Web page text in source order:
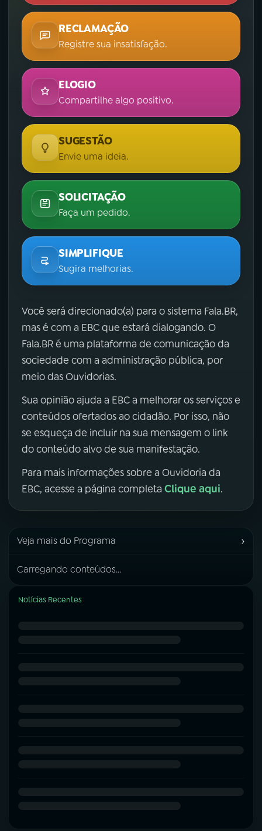
RECLAMAÇÃO
Registre sua insatisfação.
ELOGIO
Compartilhe algo positivo.
SUGESTÃO
Envie uma ideia.
SOLICITAÇÃO
Faça um pedido.
SIMPLIFIQUE
Sugira melhorias.
Você será direcionado(a) para o sistema Fala.BR,
mas é com a EBC que estará dialogando. O
Fala.BR é uma plataforma de comunicação da
sociedade com a administração pública, por
meio das Ouvidorias.
Sua opinião ajuda a EBC a melhorar os serviços e
conteúdos ofertados ao cidadão. Por isso, não
se esqueça de incluir na sua mensagem o link
do conteúdo alvo de sua manifestação.
Para mais informações sobre a Ouvidoria da
EBC, acesse a página completa Clique aqui.
Veja mais do Programa ›
Carregando conteúdos...
Notícias Recentes